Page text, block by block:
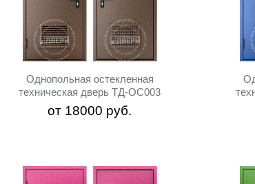
Однопольная остекленная
техническая дверь ТД-ОС003
от 18000 руб.